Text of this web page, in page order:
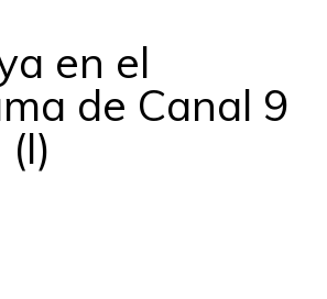
en el
de Canal 9